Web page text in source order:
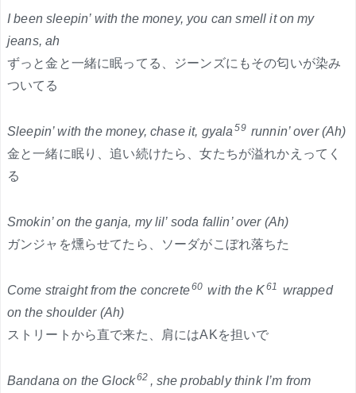
I been sleepin’ with the money, you can smell it on my
jeans, ah
ずっと金と一緒に眠ってる、ジーンズにもその匂いが染み
ついてる
Sleepin’ with the money, chase it, gyala 59 runnin’ over (Ah)
金と一緒に眠り、追い続けたら、女たちが溢れかえってく
る
Smokin’ on the ganja, my lil’ soda fallin’ over (Ah)
ガンジャを燻らせてたら、ソーダがこぼれ落ちた
Come straight from the concrete60 with the K61 wrapped
on the shoulder (Ah)
ストリートから直で来た、肩にはAKを担いで
Bandana on the Glock62 , she probably think I’m from